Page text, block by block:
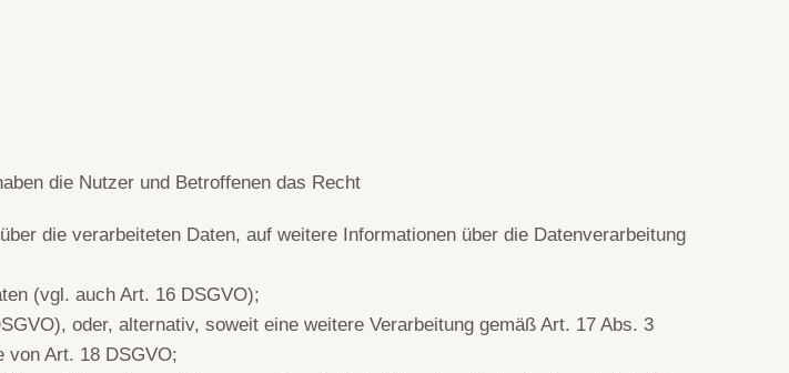
die Nutzer und Betroffenen das Recht
die verarbeiteten Daten, auf weitere Informationen über die Datenverarbeitung
(vgl. auch Art. 16 DSGVO);
oder, alternativ, soweit eine weitere Verarbeitung gemäß Art. 17 Abs. 3
von Art. 18 DSGVO;